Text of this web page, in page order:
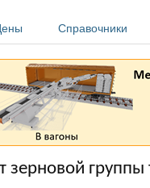
Справочники
группы